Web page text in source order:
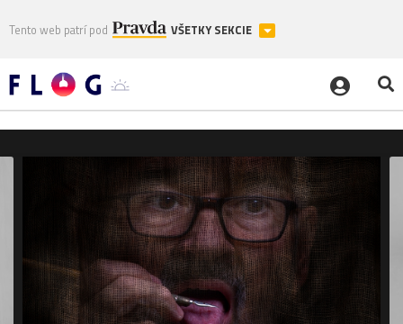
Tento web patrí pod VŠETKY SEKCIE